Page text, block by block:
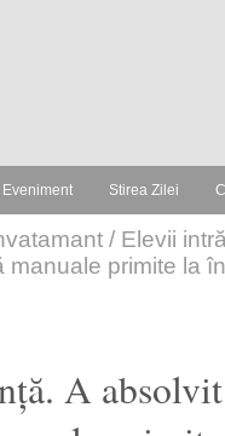
Eveniment Stirea Zilei
/ Elevii
manuale primite la
A